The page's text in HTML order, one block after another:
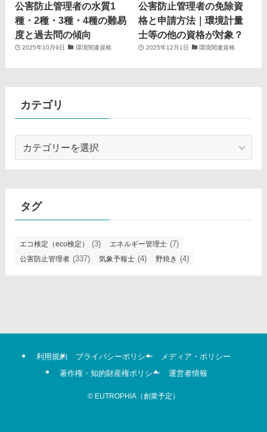
公害防止管理者の水質1
種・2種・3種・4種の難易
度と過去問の傾向
2025年10月9日 環境関連資格
公害防止管理者の免除資
格と申請方法｜環境計量
士等の他の資格が対象？
2025年12月1日 環境関連資格
カテゴリ
タグ
エコ検定（eco検定） (3) エネルギー管理士 (7)
公害防止管理者 (337) 気象予報士 (4) 野焼き (4)
利用規約 プライバシーポリシー
メディア・ポリシー
著作権・知的財産権ポリシー
運営者情報
© EUTROPHIA（創業予定）